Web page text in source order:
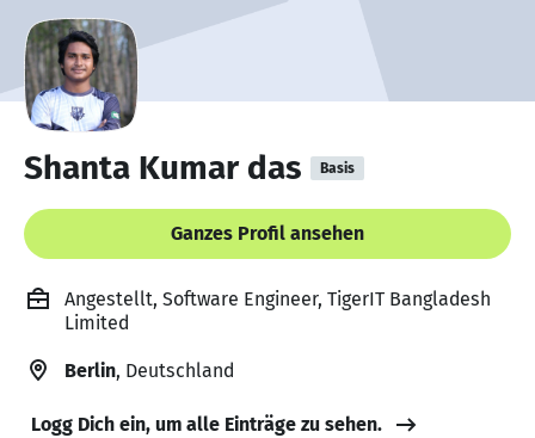
Shanta Kumar das Basis
Ganzes Profil ansehen
Angestellt, Software Engineer, TigerIT Bangladesh
Limited
Berlin, Deutschland
Logg Dich ein, um alle Einträge zu sehen.